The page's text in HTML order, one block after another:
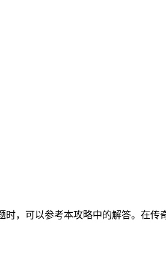
，可以参考本攻略中的解答。在传